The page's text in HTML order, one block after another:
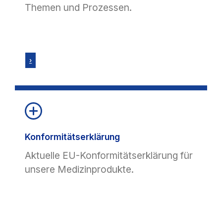
Themen und Prozessen.
›
Konformitätserklärung
Aktuelle EU-Konformitätserklärung für
unsere Medizinprodukte.